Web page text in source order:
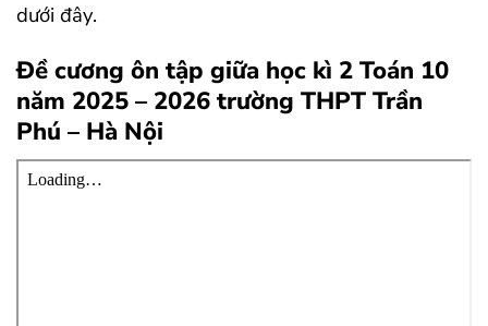
dưới đây.
Đề cương ôn tập giữa học kì 2 Toán 10
năm 2025 – 2026 trường THPT Trần
Phú – Hà Nội